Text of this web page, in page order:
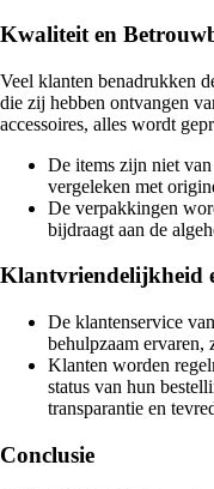
Kwaliteit en
Veel klanten benadrukken
die zij hebben ontvangen
accessoires, alles wordt
De items zijn niet
vergeleken met
De verpakkingen
bijdraagt aan de
Klantvriendelijkheid
De klantenservice
behulpzaam ervaren,
Klanten worden
status van hun
transparantie en
Conclusie